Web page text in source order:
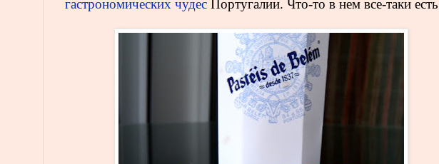
гастрономических чудес Португалии. Что-то в нем все-таки